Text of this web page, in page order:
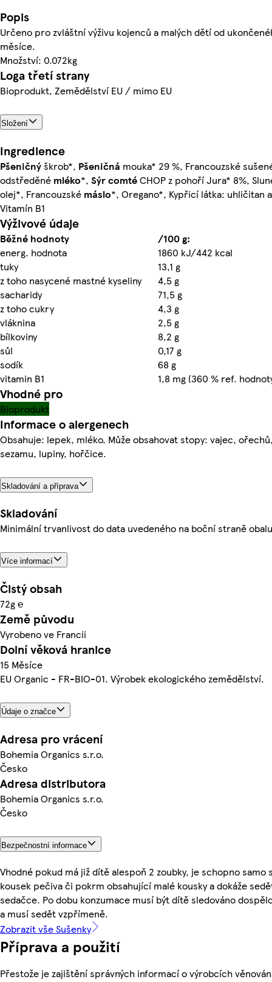
Popis
Určeno pro zvláštní výživu kojenců a malých dětí od
měsíce.
Množství: 0.072kg
Loga třetí strany
Bioprodukt, Zemědělství EU / mimo EU
Složení
Ingredience
Pšeničnýškrob*, Pšeničná mouka* 29 %, Francouzské
odstředěné mléko*, SýrcomtéCHOP z pohoří Jura* 8%,
olej*, Francouzské máslo*, Oregano*, Kypřicí látka: uhličitan
Vitamín B1
Výživové údaje
Běžné hodnoty
/100 g:
energ. hodnota
1860 kJ/442 kcal
tuky
13,1 g
z toho nasycené mastné kyseliny
4,5 g
sacharidy
71,5 g
z toho cukry
4,3 g
vláknina
2,5 g
bílkoviny
8,2 g
sůl
0,17 g
sodík
68 g
vitamin B1
1,8 mg (360 % ref.
Vhodné pro
Bioprodukt
Informace o alergenech
Obsahuje: lepek, mléko. Může obsahovat stopy: vajec,
sezamu, lupiny, hořčice.
Skladování a příprava
Skladování
Minimální trvanlivost do data uvedeného na boční straně
Více informací
Čistý obsah
72g ℮
Země původu
Vyrobeno ve Francii
Dolní věková hranice
15 Měsíce
EU Organic - FR-BIO-01. Výrobek ekologického zemědělství.
Údaje o značce
Adresa pro vrácení
Bohemia Organics s.r.o.
Česko
Adresa distributora
Bohemia Organics s.r.o.
Česko
Bezpečnostní informace
Vhodné pokud má již dítě alespoň 2 zoubky, je schopno samo
kousek pečiva či pokrm obsahující malé kousky a dokáže
sedačce. Po dobu konzumace musí být dítě sledováno
a musí sedět vzpřímeně.
Zobrazit vše Sušenky
Příprava a použití
Přestože je zajištění správných informací o výrobcích